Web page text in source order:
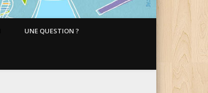
UNE QUESTION ?